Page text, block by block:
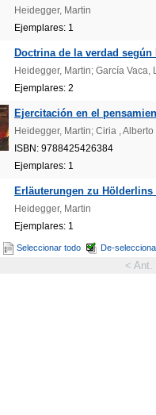
Heidegger, Martin
Ejemplares: 1
Doctrina de la verdad
Heidegger, Martin; García Vaca,
Ejemplares: 2
Ejercitación en el
Heidegger, Martin; Ciria , Alberto
ISBN: 9788425426384
Ejemplares: 1
Erläuterungen zu Hölderlins
Heidegger, Martin
Ejemplares: 1
Seleccionar todo De-
< Ant.